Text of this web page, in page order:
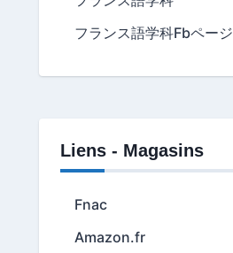
フランス語学科Fbページ
Liens - Magasins
Fnac
Amazon.fr